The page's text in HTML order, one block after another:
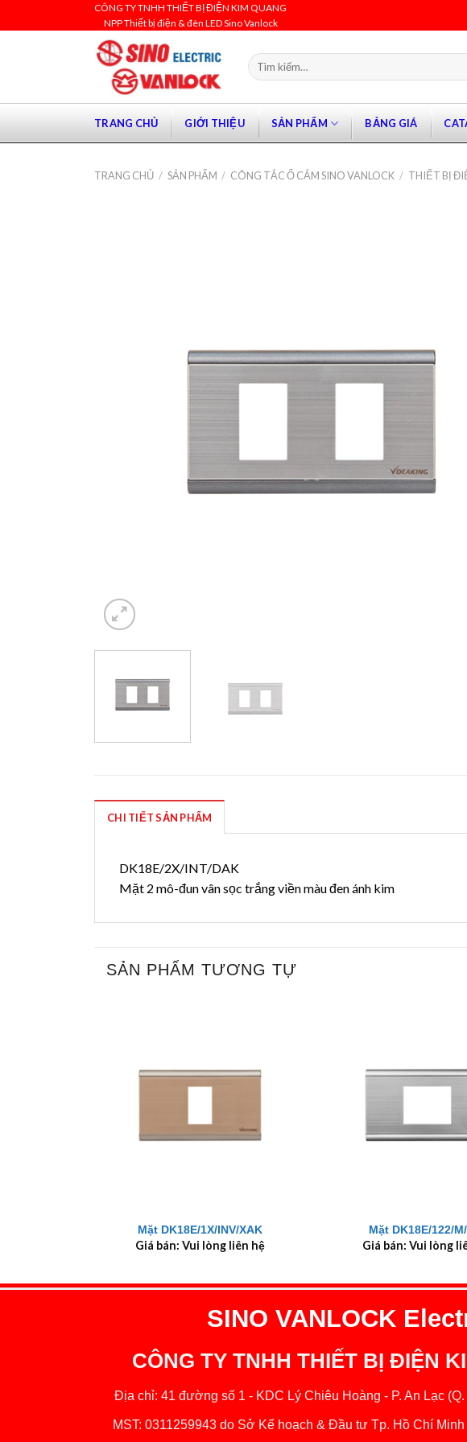
to
CÔNG TY TNHH THIẾT BỊ ĐIỆN KIM QUANG
NPP Thiết bị điện & đèn LED Sino Vanlock
Tìm
kiếm:
TRANG CHỦ GIỚI THIỆU SẢN PHẨM BẢNG GIÁ
TRANG CHỦ / SẢN PHẨM / CÔNG TẮC Ổ CẮM SINO VANLOCK / THIẾT BỊ
CHI TIẾT SẢN PHẨM
DK18E/2X/INT/DAK
Mặt 2 mô-đun vân sọc trắng viền màu đen ánh kim
SẢN PHẨM TƯƠNG TỰ
Mặt DK18E/1X/INV/XAK
Giá bán: Vui lòng liên hệ
Mặt DK18E/122/
Giá bán: Vui lòng
SINO VANLOCK
CÔNG TY TNHH THIẾT BỊ ĐIỆN
Địa chỉ: 41 đường số 1 - KDC Lý Chiêu Hoàng - P. An Lạc (Q.
MST: 0311259943 do Sở Kế hoạch & Đầu tư Tp. Hồ Chí